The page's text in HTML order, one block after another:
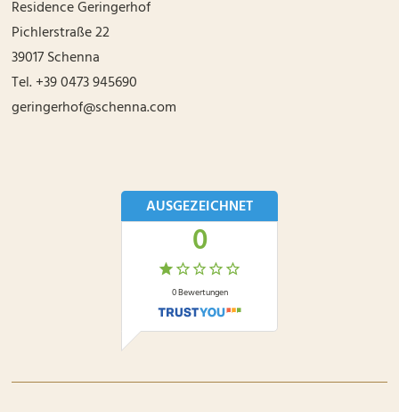
Residence Geringerhof
Pichlerstraße 22
39017 Schenna
Tel. +39 0473 945690
geringerhof@schenna.com
AUSGEZEICHNET
0
0Bewertungen